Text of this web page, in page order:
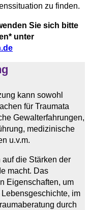
zu finden.
Sie sich bitte
unter
kann sowohl
für Traumata
Gewalterfahrungen,
medizinische
u.v.m.
die Stärken der
macht. Das
Eigenschaften, um
im
durch